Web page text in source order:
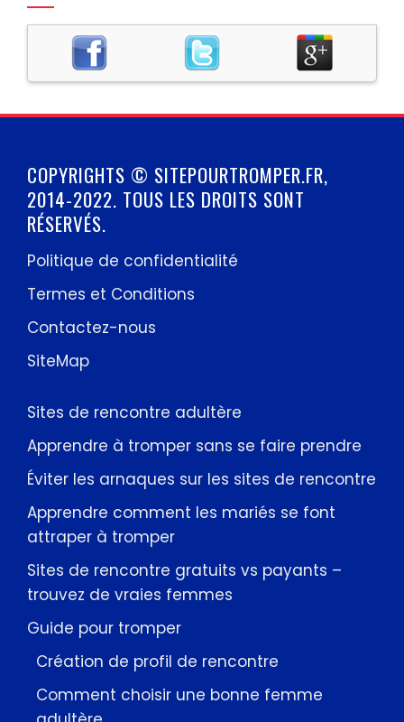
COPYRIGHTS © SITEPOURTROMPER.FR,
2014-2022. TOUS LES DROITS SONT
RÉSERVÉS.
Politique de confidentialité
Termes et Conditions
Contactez-nous
SiteMap
Sites de rencontre adultère
Apprendre à tromper sans se faire prendre
Éviter les arnaques sur les sites de rencontre
Apprendre comment les mariés se font
attraper à tromper
Sites de rencontre gratuits vs payants –
trouvez de vraies femmes
Guide pour tromper
Création de profil de rencontre
Comment choisir une bonne femme